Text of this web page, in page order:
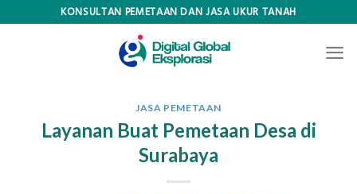
KONSULTAN PEMETAAN DAN JASA UKUR TANAH
JASA PEMETAAN
Layanan Buat Pemetaan Desa di
Surabaya